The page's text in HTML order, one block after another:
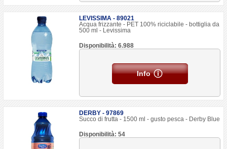
LEVISSIMA - 89021
Acqua frizzante - PET 100% riciclabile - bottiglia da
500 ml - Levissima
Disponibilità: 6.988
Info
DERBY - 97869
Succo di frutta - 1500 ml - gusto pesca - Derby Blue
Disponibilità: 54